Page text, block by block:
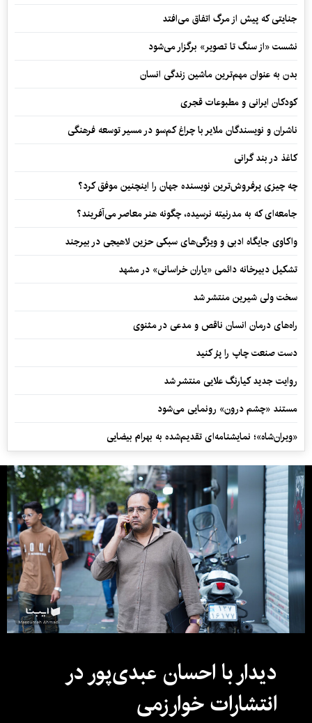
جنایتی که پیش از مرگ اتفاق می‌افتد
نشست «از سنگ تا تصویر» برگزار می‌شود
بدن به عنوان مهم‌ترین ماشین زندگی انسان
کودکان ایرانی و مطبوعات قجری
ناشران و نویسندگان ملایر با چراغ کم‌سو در مسیر توسعه فرهنگی
کاغذ در بند گرانی
چه چیزی پرفروش‌ترین نویسنده جهان را اینچنین موفق کرد؟
جامعه‌ای که به مدرنیته نرسیده، چگونه هنر معاصر می‌آفریند؟
واکاوی جایگاه ادبی و ویژگی‌های سبکی حزین لاهیجی در بیرجند
تشکیل دبیرخانه دائمی «یاران خراسانی» در مشهد
سخت ولی شیرین منتشر شد
راه‌های درمان انسان ناقص و مدعی در مثنوی
دست صنعت چاپ را پرُ کنید
روایت جدید کیارنگ علایی منتشر شد
مستند «چشم درون» رونمایی می‌شود
«ویران‌شاه»؛ نمایشنامه‌ای تقدیم‌شده به بهرام بیضایی
دیدار با احسان عبدی‌پور در
انتشارات خوارزمی